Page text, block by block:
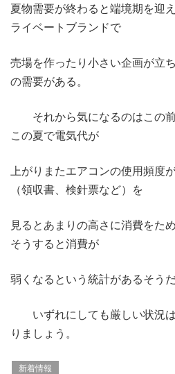
夏物需要が終わると端境期を迎
ライベートブランドで
売場を作ったり小さい企画が立
の需要がある。
それから気になるのはこの前
この夏で電気代が
上がりまたエアコンの使用頻度
（領収書、検針票など）を
見るとあまりの高さに消費をた
そうすると消費が
弱くなるという統計があるそうだ
いずれにしても厳しい状況は
りましょう。
新着情報